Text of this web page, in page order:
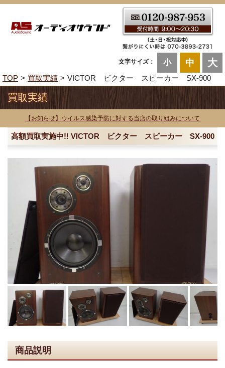
文字サイズ： 小 中 大
TOP 買取実績 VICTOR ビクター スピーカー SX-900
買取実績
【お知らせ】ウイルス感染予防に対する当店の取り組みについて
高額買取実施中!! VICTOR ビクター スピーカー SX-900
商品説明